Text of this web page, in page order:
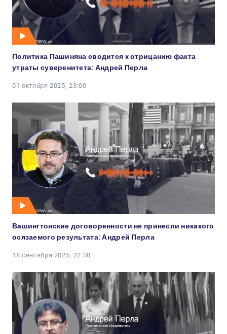
Политика Пашиняна сводится к отрицанию факта
утраты суверенитета: Андрей Перла
01 октября 2025, 23:00
Вашингтонские договоренности не принесли никакого
осязаемого результата: Андрей Перла
18 сентября 2025, 22:30